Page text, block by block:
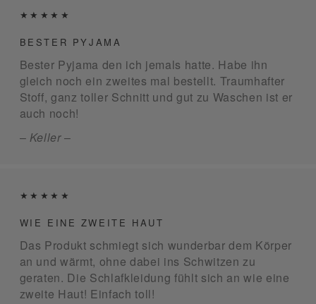
★★★★★
BESTER PYJAMA
Bester Pyjama den ich jemals hatte. Habe ihn
gleich noch ein zweites mal bestellt. Traumhafter
Stoff, ganz toller Schnitt und gut zu Waschen ist er
auch noch!
– Keller–
★★★★★
WIE EINE ZWEITE HAUT
Das Produkt schmiegt sich wunderbar dem Körper
an und wärmt, ohne dabei ins Schwitzen zu
geraten. Die Schlafkleidung fühlt sich an wie eine
zweite Haut! Einfach toll!